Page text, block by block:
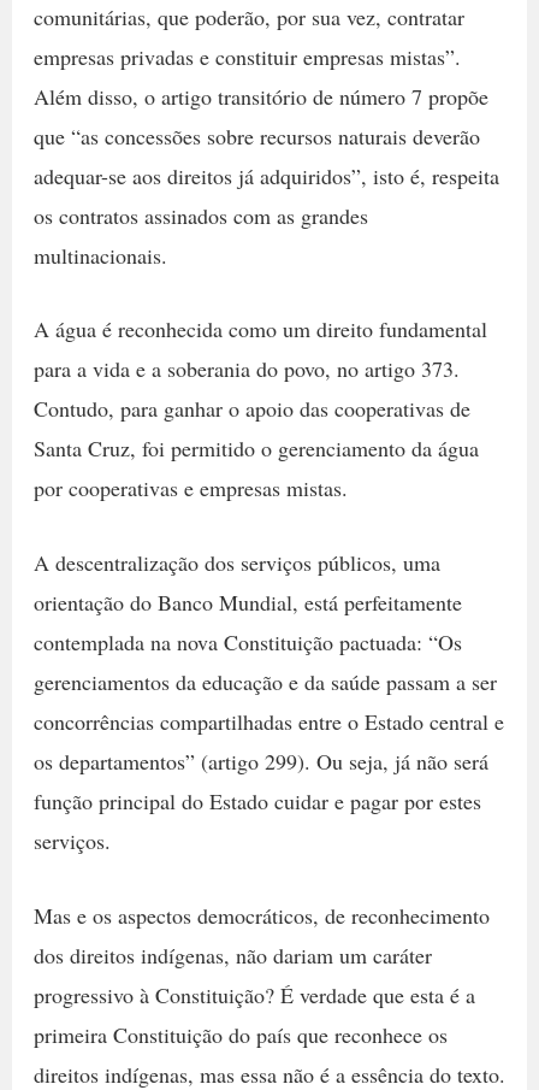
comunitárias, que poderão, por sua vez, contratar
empresas privadas e constituir empresas mistas”.
Além disso, o artigo transitório de número 7 propõe
que “as concessões sobre recursos naturais deverão
adequar-se aos direitos já adquiridos”, isto é, respeita
os contratos assinados com as grandes
multinacionais.
A água é reconhecida como um direito fundamental
para a vida e a soberania do povo, no artigo 373.
Contudo, para ganhar o apoio das cooperativas de
Santa Cruz, foi permitido o gerenciamento da água
por cooperativas e empresas mistas.
A descentralização dos serviços públicos, uma
orientação do Banco Mundial, está perfeitamente
contemplada na nova Constituição pactuada: “Os
gerenciamentos da educação e da saúde passam a ser
concorrências compartilhadas entre o Estado central e
os departamentos” (artigo 299). Ou seja, já não será
função principal do Estado cuidar e pagar por estes
serviços.
Mas e os aspectos democráticos, de reconhecimento
dos direitos indígenas, não dariam um caráter
progressivo à Constituição? É verdade que esta é a
primeira Constituição do país que reconhece os
direitos indígenas, mas essa não é a essência do texto.